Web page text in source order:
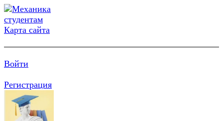
Карта сайта
Войти
Регистрация